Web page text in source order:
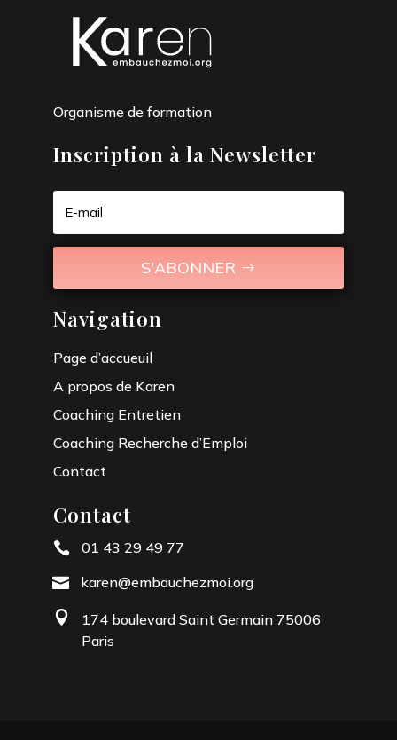
Organisme de formation
Inscription à la Newsletter
S'ABONNER
Navigation
Page d’accueuil
A propos de Karen
Coaching Entretien
Coaching Recherche d’Emploi
Contact
Contact
 01 43 29 49 77
 karen@embauchezmoi.org

174 boulevard Saint Germain 75006
Paris